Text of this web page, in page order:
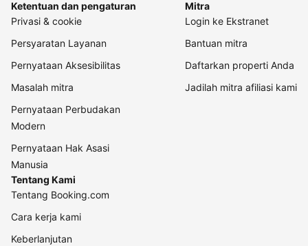
Ketentuan dan pengaturan
Privasi & cookie
Persyaratan Layanan
Pernyataan Aksesibilitas
Masalah mitra
Pernyataan Perbudakan
Modern
Pernyataan Hak Asasi
Manusia
Mitra
Login ke Ekstranet
Bantuan mitra
Daftarkan properti Anda
Jadilah mitra afiliasi kami
Tentang Kami
Tentang Booking.com
Cara kerja kami
Keberlanjutan